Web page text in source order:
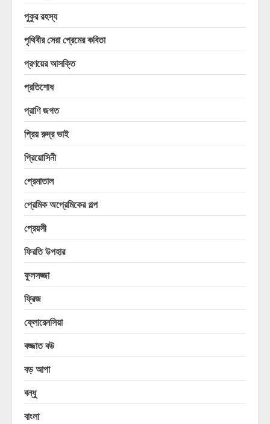
পুকুর রহস্য
পৃথিবীর সেরা প্রেমের কবিতা
প্রণয়ের আসক্তি
প্রতিশোধ
প্রাণি জগত
প্রিয় রুদ্র ভাই
প্রিয়োসিনী
প্রেমাতাল
প্রেমিক অপ্রেমিকের গল্প
প্রেয়সী
ফিরতি উপহার
ফুলসজ্জা
ফ্রিজ
ফ্লোরেনসিয়া
বজ্জাত বউ
বড় আপা
বন্ধু
বাংলা